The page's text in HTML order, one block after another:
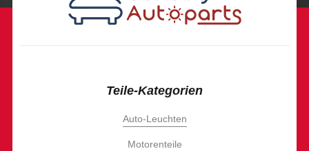
Teile-Kategorien
Auto-Leuchten
Motorenteile